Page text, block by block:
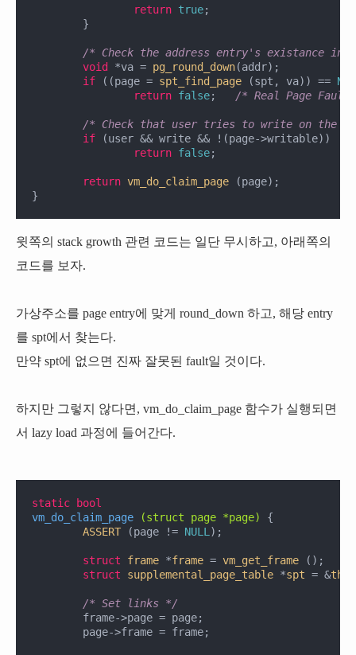
return true;
/* Check the address entry's existance in
void
*va = pg_round_down(addr);
if ((page = spt_find_page (spt, va)) ==
return false /* Real Page
/* Check that user tries to write on the
if (user && write && !(page->writable))
return false;
return vm_do_claim_page (page);
}
윗쪽의 stack growth 관련 코드는 일단 무시하고, 아래쪽의
코드를 보자.
가상주소를 page entry에 맞게 round_down 하고, 해당 entry
를 spt에서 찾는다.
만약 spt에 없으면 진짜 잘못된 fault일 것이다.
하지만 그렇지 않다면, vm_do_claim_page 함수가 실행되면
서 lazy load 과정에 들어간다.
static
bool
vm_do_claim_page
(struct page *page)
{
ASSERT (page != NULL );
struct frame *frame = vm_get_frame ();
struct
supplemental_page_table *spt = &
/* Set links */